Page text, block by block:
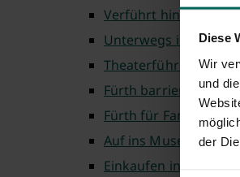
Diese
Wir
und
der
Verführt hinter die
Unterwegs in Fürth
Theaterführungen
Fürth barrierefrei
Fürth für Familien
Auf ins Museum
Einkaufen in Fürth